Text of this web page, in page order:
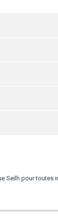
Seilh pour toutes